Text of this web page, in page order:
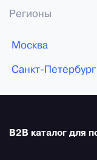
Регионы
Москва
Санкт-Петербург
B2B каталог для